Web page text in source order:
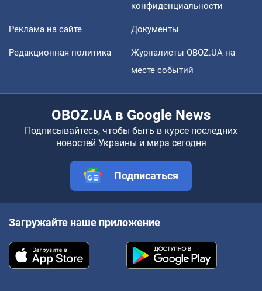
конфиденциальности
Реклама на сайте Документы
Редакционная политика
Журналисты OBOZ.UA на
месте событий
OBOZ.UA в Google News
Подписывайтесь, чтобы быть в курсе последних
новостей Украины и мира сегодня
Подписаться
Загружайте наше приложение